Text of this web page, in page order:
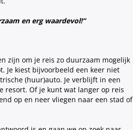
en erg waardevol!”
zijn om je reis zo duurzaam mogelijk
Je kiest bijvoorbeeld een keer niet
(huur)auto. Je verblijft in een
resort. Of je kunt wat langer op reis
op en neer vliegen naar een stad of